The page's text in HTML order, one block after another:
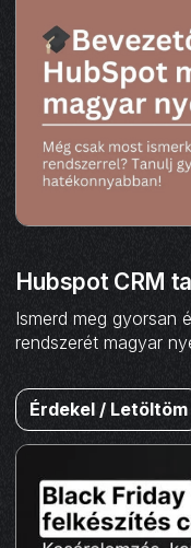
Hubspot CRM
Ismerd meg gyorsan
rendszerét magyar
Érdekel / Letöltöm